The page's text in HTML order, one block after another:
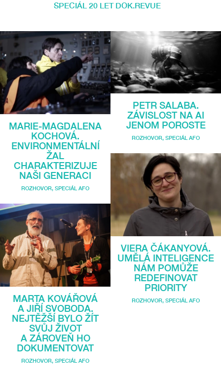
SPECIÁL 20 LET DOK.REVUE
MARIE-MAGDALENA
KOCHOVÁ.
ENVIRONMENTÁLNÍ
ŽAL
CHARAKTERIZUJE
NAŠI GENERACI
ROZHOVOR, SPECIÁL AFO
MARTA KOVÁŘOVÁ
A JIŘÍ SVOBODA.
NEJTĚŽŠÍ BYLO ŽÍT
SVŮJ ŽIVOT
A ZÁROVEŇ HO
DOKUMENTOVAT
ROZHOVOR, SPECIÁL AFO
PETR SALABA.
ZÁVISLOST NA AI
JENOM POROSTE
ROZHOVOR, SPECIÁL AFO
VIERA ČÁKANYOVÁ.
UMĚLÁ INTELIGENCE
NÁM POMŮŽE
REDEFINOVAT
PRIORITY
ROZHOVOR, SPECIÁL AFO